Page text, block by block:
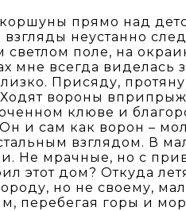
прямо над
неустанно
поле, на
мне всегда виделась
Присяду,
Ходят вороны
клюве и
и сам как ворон –
взглядом. В
Не мрачные, но с
этот дом? Откуда
но не своему,
перебегая горы и